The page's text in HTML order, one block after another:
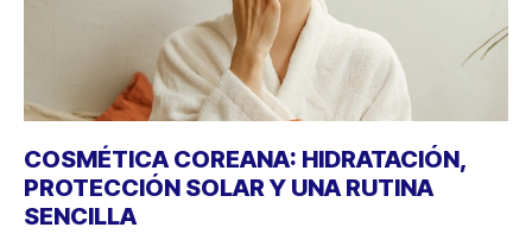
COSMÉTICA COREANA: HIDRATACIÓN,
PROTECCIÓN SOLAR Y UNA RUTINA
SENCILLA